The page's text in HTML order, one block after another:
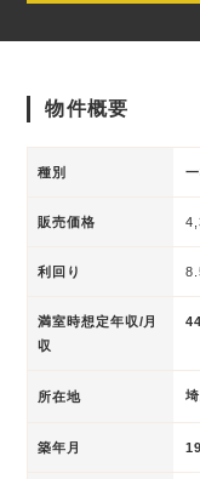
物件概要
種別
販売価格
利回り
満室時想定年収/月
収
所在地
築年月